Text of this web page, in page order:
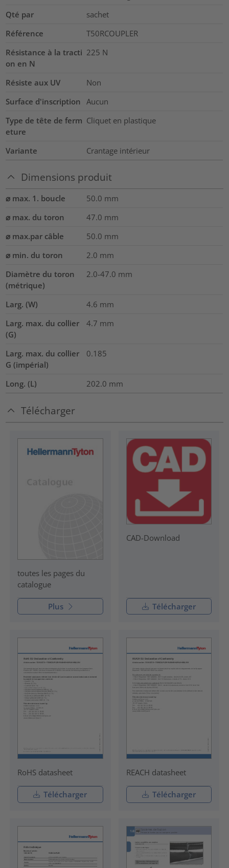
Qté par
sachet
Référence
T50RCOUPLER
Résistance à la tracti
on en N
225 N
Résiste aux UV
Non
Surface d'inscription Aucun
Type de tête de ferm
eture
Cliquet en plastique
Variante Crantage intérieur
Dimensions produit
⌀ max. 1. boucle 50.0 mm
⌀ max. du toron
47.0 mm
⌀ max.par câble
50.0 mm
⌀ min. du toron
2.0 mm
Diamètre du toron
(métrique)
2.0-47.0 mm
Larg. (W) 4.6 mm
Larg. max. du collier
(G)
4.7 mm
Larg. max. du collier
G (impérial)
0.185
Long. (L) 202.0 mm
Télécharger
toutes les pages du
catalogue
Plus
CAD-Download
Télécharger
RoHS datasheet
Télécharger
REACH datasheet
Télécharger